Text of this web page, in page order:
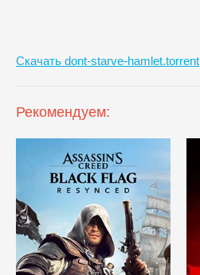
Скачать dont-starve-hamlet.torrent
Рекомендуем: